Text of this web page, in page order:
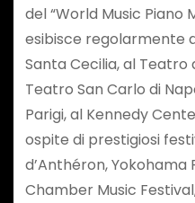
del “World Music Piano
esibisce regolarmente
Santa Cecilia, al Teatro
Teatro San Carlo di
Parigi, al Kennedy
ospite di prestigiosi
d’Anthéron, Yokohama
Chamber Music